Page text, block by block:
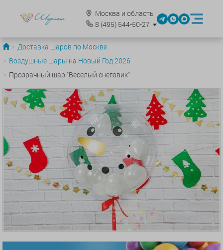
Москва и область
8 (495)544-50-27
Доставка шаров по Москве
Воздушные шары на Новый Год 2026
Прозрачный шар "Веселый снеговик"